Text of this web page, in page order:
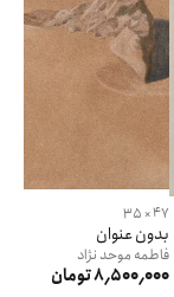
47 × 35
بدون عنوان
فاطمه موحد نژاد
8٬500٬000 تومان